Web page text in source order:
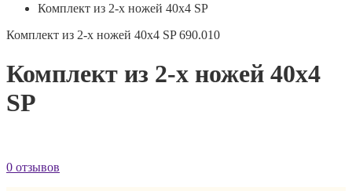
Комплект из 2-х ножей 40x4 SP
Комплект из 2-х ножей 40x4 SP 690.010
Комплект из 2-х ножей 40x4
SP
0 отзывов